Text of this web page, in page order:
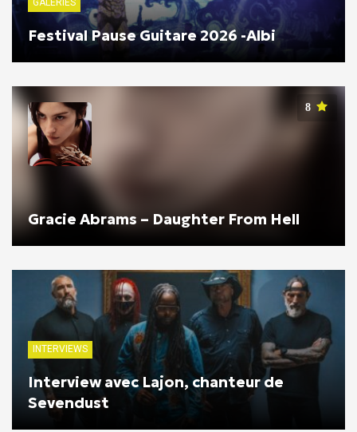
GALERIES
Festival Pause Guitare 2026 -Albi
8
Gracie Abrams – Daughter From Hell
INTERVIEWS
Interview avec Lajon, chanteur de
Sevendust